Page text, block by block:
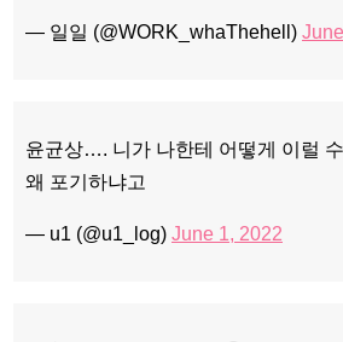
— 일일 (@WORK_whaThehell)
윤균상…. 니가 나한테 어떻게 이럴
왜 포기하냐고
— u1 (@u1_log) June 1, 2022